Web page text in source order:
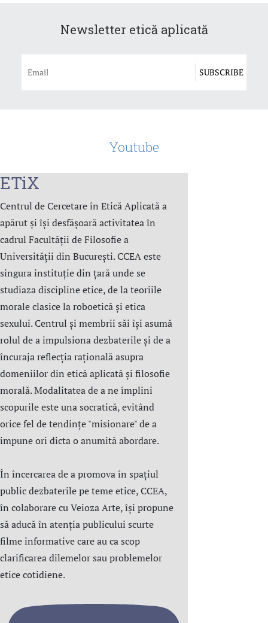
Newsletter etică aplicată
Youtube
ETiX
Centrul de Cercetare în Etică Aplicată a
apărut și își desfășoară activitatea în
cadrul Facultății de Filosofie a
Universității din București. CCEA este
singura instituție din țară unde se
studiaza discipline etice, de la teoriile
morale clasice la roboetică și etica
sexului. Centrul şi membrii săi îşi asumă
rolul de a impulsiona dezbaterile și de a
încuraja reflecția rațională asupra
domeniilor din etică aplicată şi filosofie
morală. Modalitatea de a ne împlini
scopurile este una socratică, evitând
orice fel de tendințe "misionare" de a
impune ori dicta o anumită abordare.
În încercarea de a promova în spațiul
public dezbaterile pe teme etice, CCEA,
în colaborare cu Veioza Arte, își propune
să aducă în atenția publicului scurte
filme informative care au ca scop
clarificarea dilemelor sau problemelor
etice cotidiene.